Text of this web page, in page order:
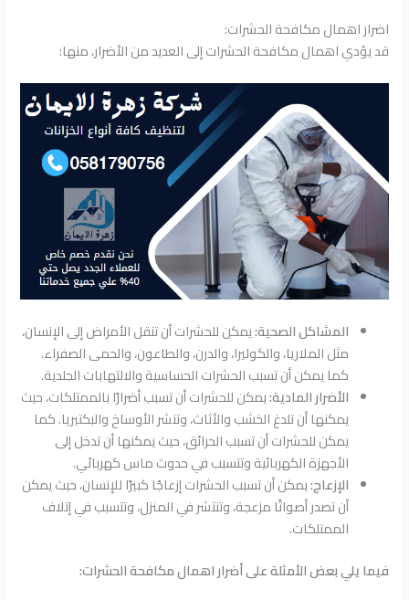
اضرار اهمال مكافحة الحشرات:
قد يؤدي اهمال مكافحة الحشرات إلى العديد من الأضرار، منها:
المشاكل الصحية:يمكن للحشرات أن تنقل الأمراض إلى الإنسان،
مثل الملاريا، والكوليرا، والدرن، والطاعون، والحمى الصفراء.
كما يمكن أن تسبب الحشرات الحساسية والالتهابات الجلدية.
الأضرار المادية:يمكن للحشرات أن تسبب أضرارًا بالممتلكات، حيث
يمكنها أن تلدغ الخشب والأثاث، وتنشر الأوساخ والبكتيريا. كما
يمكن للحشرات أن تسبب الحرائق، حيث يمكنها أن تدخل إلى
الأجهزة الكهربائية وتتسبب في حدوث ماس كهربائي.
الإزعاج:يمكن أن تسبب الحشرات إزعاجًا كبيرًا للإنسان، حيث يمكن
أن تصدر أصواتًا مزعجة، وتنتشر في المنزل، وتتسبب في إتلاف
الممتلكات.
فيما يلي بعض الأمثلة على أضرار اهمال مكافحة الحشرات: